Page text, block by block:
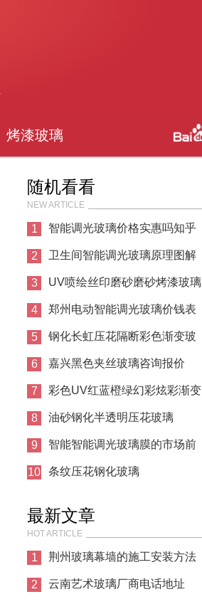
烤漆玻璃
随机看看
NEW ARTICLE
1 智能调光玻璃价格实惠吗知乎
文章
2 卫生间智能调光玻璃原理图解
3 UV喷绘丝印磨砂磨砂烤漆玻璃
4 郑州电动智能调光玻璃价钱表
5 钢化长虹压花隔断彩色渐变玻
璃
6 嘉兴黑色夹丝玻璃咨询报价
7 彩色UV红蓝橙绿幻彩炫彩渐变
玻璃
8 油砂钢化半透明压花玻璃
9 智能智能调光玻璃膜的市场前
景
10 条纹压花钢化玻璃
最新文章
HOT ARTICLE
1 荆州玻璃幕墙的施工安装方法
2 云南艺术玻璃厂商电话地址